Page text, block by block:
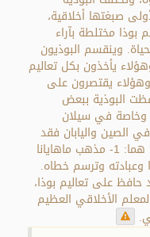
صبغتها أخلاقية،
مختلطة بآراء
وينقسم البوذيون
وهؤلاء يأخذون بكل تعاليم
وهؤلاء يقتصرون على
البوذية ببعض
في سيلان
الصين واليابان فقد
ازدادت تعقيدا وانقسمت إلى مذهبين، هما: 1- مذهب ماهايانا
وعبادته وترسم خطاه.
على تعاليم بوذا،
الأخلاقي العظيم